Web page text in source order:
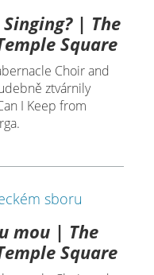
| The
Square
Choir and
ztvárnily
I Keep from
mou | The
Square